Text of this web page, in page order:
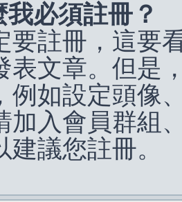
必須註冊？
要註冊，這要
表文章。但是
例如設定頭像
加入會員群組
建議您註冊。